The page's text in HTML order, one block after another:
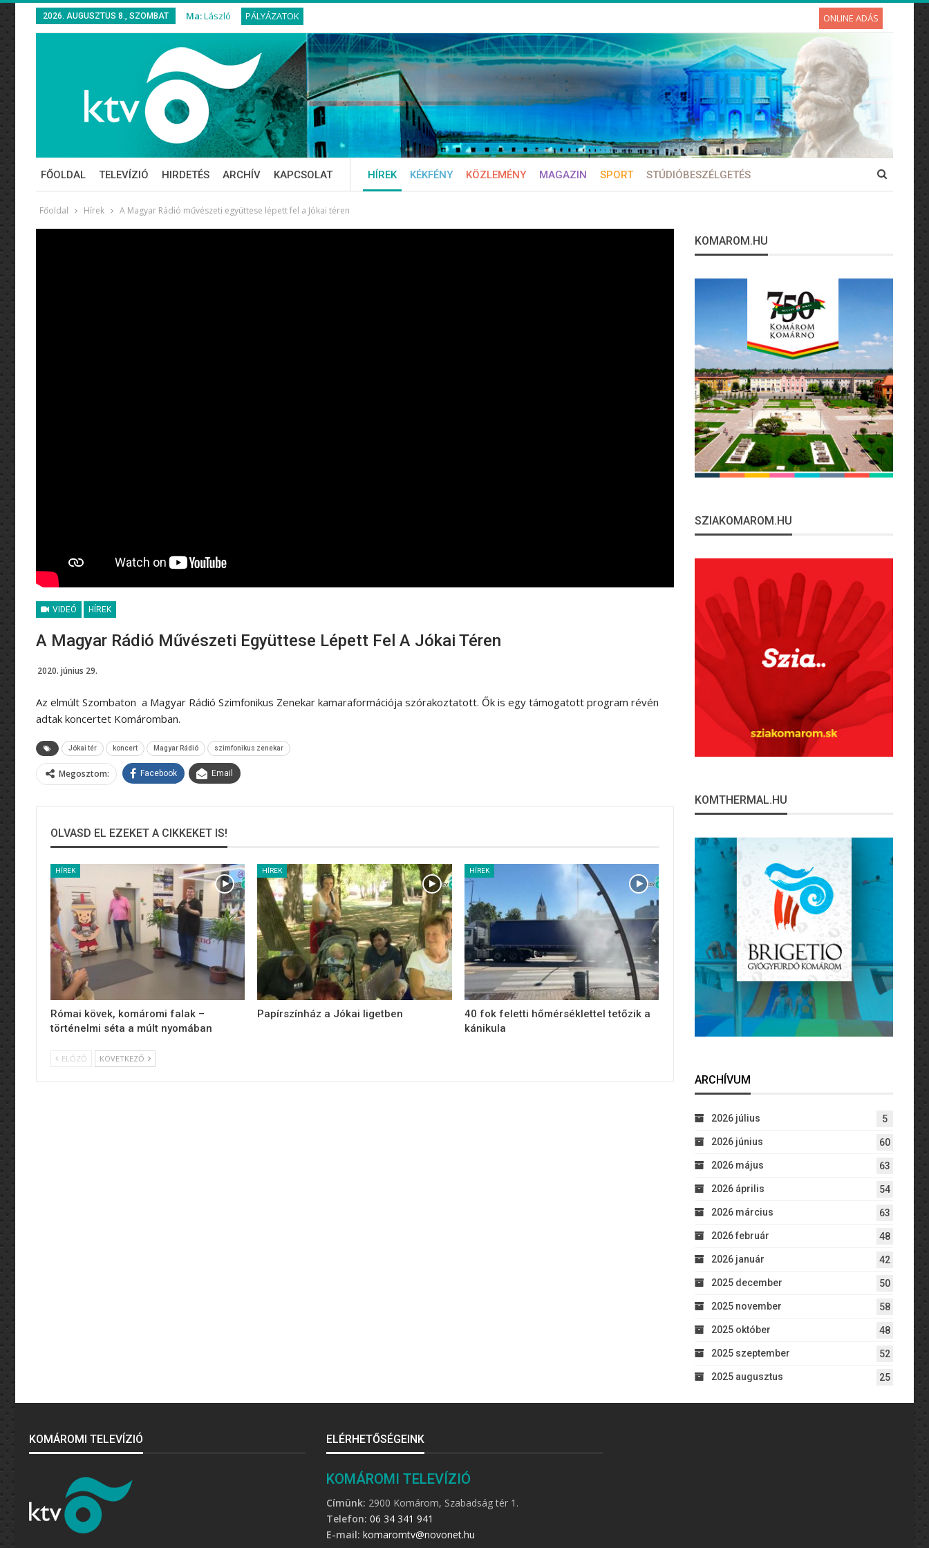
2026. AUGUSZTUS 8., SZOMBAT Ma:László PÁLYÁZATOK ONLINE ADÁS
FŐOLDAL TELEVÍZIÓ HIRDETÉS ARCHÍV KAPCSOLAT HÍREK KÉKFÉNY KÖZLEMÉNY MAGAZIN SPORT STÚDIÓBESZÉLGETÉS
Főoldal Hírek A Magyar Rádió művészeti együttese lépett fel a Jókai téren
VIDEÓ HÍREK
A Magyar Rádió Művészeti Együttese Lépett Fel A Jókai Téren
2020. június 29.
Az elmúlt Szombaton a Magyar Rádió Szimfonikus Zenekar kamaraformációja szórakoztatott. Ők is egy támogatott program révén
adtak koncertet Komáromban.
Jókai tér koncert Magyar Rádió szimfonikus zenekar
Megosztom: Facebook Email
OLVASD EL EZEKET A CIKKEKET IS!
HÍREK
Római kövek, komáromi falak –
történelmi séta a múlt nyomában
HÍREK
Papírszínház a Jókai ligetben
HÍREK
40 fok feletti hőmérséklettel tetőzik a
kánikula
ELŐZŐ KÖVETKEZŐ
KOMAROM.HU
SZIAKOMAROM.HU
KOMTHERMAL.HU
ARCHÍVUM
2026 július 5
2026 június 60
2026 május 63
2026 április 54
2026 március 63
2026 február 48
2026 január 42
2025 december 50
2025 november 58
2025 október 48
2025 szeptember 52
2025 augusztus 25
KOMÁROMI TELEVÍZIÓ ELÉRHETŐSÉGEINK
KOMÁROMI TELEVÍZIÓ
Címünk: 2900 Komárom, Szabadság tér 1.
Telefon: 06 34 341 941
E-mail: komaromtv@novonet.hu